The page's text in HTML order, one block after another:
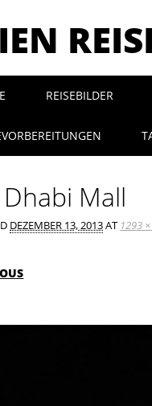
menu
REISEBILDER
Mall
DEZEMBER 13, 2013AT 1293